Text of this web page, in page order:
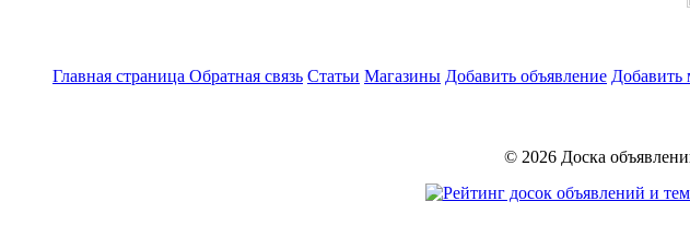
Главная страница Обратная связь Статьи Магазины Добавить объявление Добавить
© 2026 Доска